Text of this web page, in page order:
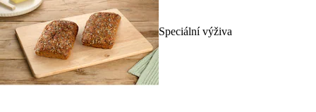
Speciální výživa